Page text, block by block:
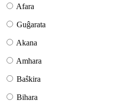
Afara
Guĝarata
Akana
Amhara
Baŝkira
Bihara